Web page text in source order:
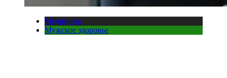
Медицина
Мужское здоровье